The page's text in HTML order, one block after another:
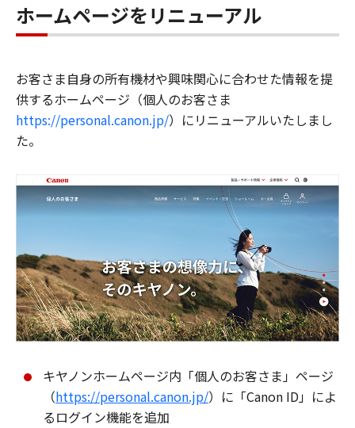
ホームページをリニューアル
お客さま自身の所有機材や興味関心に合わせた情報を提
供するホームページ（個人のお客さま
https://personal.canon.jp/）にリニューアルいたしまし
た。
キヤノンホームページ内「個人のお客さま」ページ
（https://personal.canon.jp/）に「Canon ID」によ
るログイン機能を追加